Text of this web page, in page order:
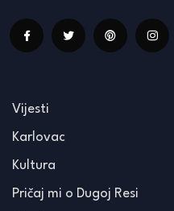
Vijesti
Karlovac
Kultura
Pričaj mi o Dugoj Resi